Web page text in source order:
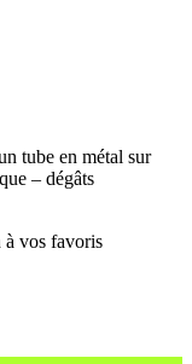
tube en métal sur
– dégâts